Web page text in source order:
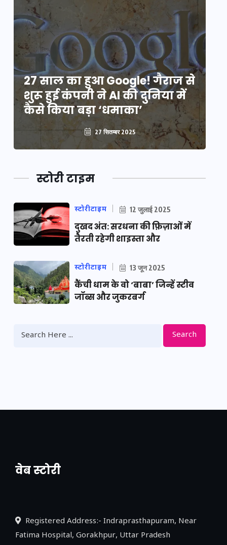
27 साल का हुआ Google! गैराज से
शुरू हुई कंपनी ने AI की दुनिया में
कैसे किया बड़ा ‘धमाका’
27 सितम्बर 2025
स्टोरी टाइम
स्टोरीटाइम 12 जुलाई 2025
दुखद अंत: सरधना की फ़िज़ाओं में
तैरती रहेगी शाइस्ता और
स्टोरीटाइम 13 जून 2025
कैंची धाम के वो ‘बाबा’ जिन्हें स्टीव
जॉब्स और जुकरबर्ग
Search
वेब स्टोरी
नया एक्सप्रेसवे: पूर्वांचल का लक, डेवलपमेंट का
Registered Address:- Indraprasthapuram, Near
Fatima Hospital, Gorakhpur, Uttar Pradesh